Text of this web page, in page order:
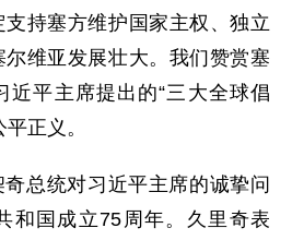
持塞方维护国家主权、独立
维亚发展壮大。我们赞赏塞
近平主席提出的“三大全球倡
正义。
总统对习近平主席的诚挚问
和国成立75周年。久里奇表